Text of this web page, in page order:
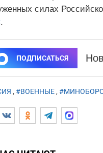
силах
.
ПОДПИСАТЬСЯ
, #ВОЕННЫЕ,